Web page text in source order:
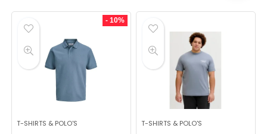
- 10%
T-SHIRTS & POLO'S T-SHIRTS & POLO'S